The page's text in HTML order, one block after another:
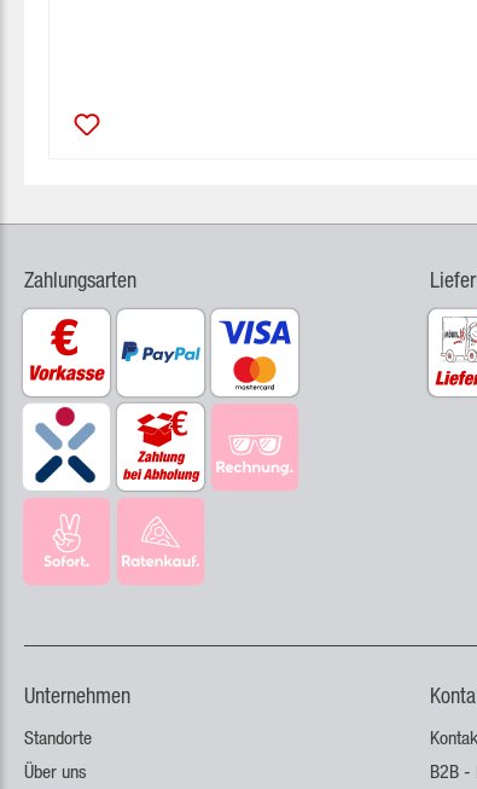
Zahlungsarten
Unternehmen
Standorte
Über uns
B2B -